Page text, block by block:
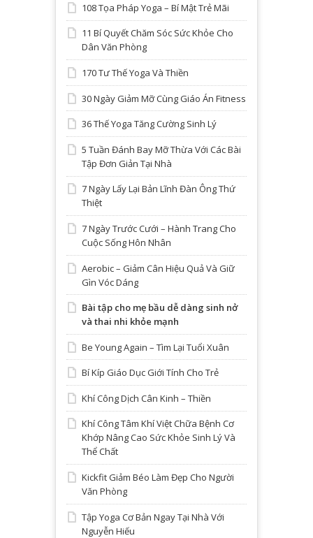
108 Tọa Pháp Yoga – Bí Mật Trẻ Mãi
11 Bí Quyết Chăm Sóc Sức Khỏe Cho
Dân Văn Phòng
170 Tư Thế Yoga Và Thiền
30 Ngày Giảm Mỡ Cùng Giáo Án Fitness
36 Thế Yoga Tăng Cường Sinh Lý
5 Tuần Đánh Bay Mỡ Thừa Với Các Bài
Tập Đơn Giản Tại Nhà
7 Ngày Lấy Lại Bản Lĩnh Đàn Ông Thứ
Thiệt
7 Ngày Trước Cưới – Hành Trang Cho
Cuộc Sống Hôn Nhân
Aerobic – Giảm Cân Hiệu Quả Và Giữ
Gìn Vóc Dáng
Bài tập cho mẹ bầu dễ dàng sinh nở
và thai nhi khỏe mạnh
Be Young Again – Tìm Lại Tuổi Xuân
Bí Kíp Giáo Dục Giới Tính Cho Trẻ
Khí Công Dịch Cân Kinh – Thiền
Khí Công Tâm Khí Việt Chữa Bệnh Cơ
Khớp Nâng Cao Sức Khỏe Sinh Lý Và
Thể Chất
Kickfit Giảm Béo Làm Đẹp Cho Người
Văn Phòng
Tập Yoga Cơ Bản Ngay Tại Nhà Với
Nguyễn Hiếu